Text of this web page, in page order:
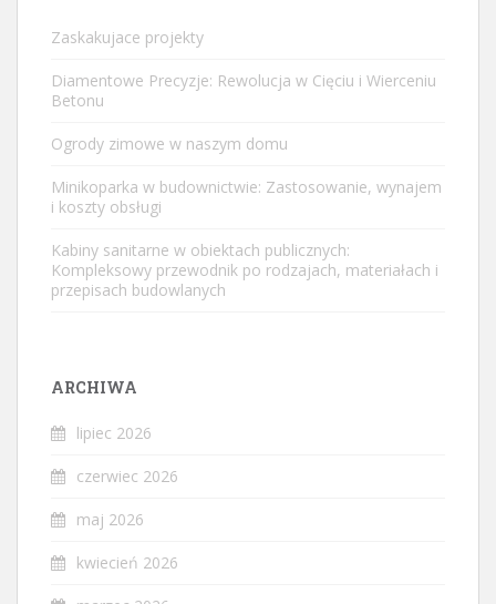
Zaskakujace projekty
Diamentowe Precyzje: Rewolucja w Cięciu i Wierceniu
Betonu
Ogrody zimowe w naszym domu
Minikoparka w budownictwie: Zastosowanie, wynajem
i koszty obsługi
Kabiny sanitarne w obiektach publicznych:
Kompleksowy przewodnik po rodzajach, materiałach i
przepisach budowlanych
ARCHIWA
lipiec 2026
czerwiec 2026
maj 2026
kwiecień 2026